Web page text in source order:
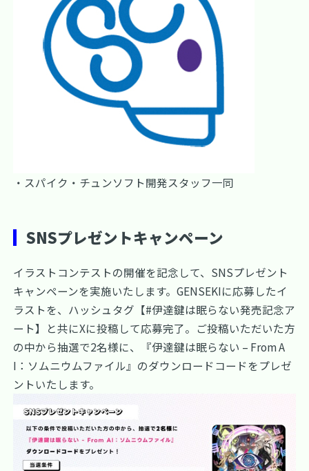
・スパイク・チュンソフト開発スタッフ一同
SNSプレゼントキャンペーン
イラストコンテストの開催を記念して、SNSプレゼント
キャンペーンを実施いたします。GENSEKIに応募したイ
ラストを、ハッシュタグ【#伊達鍵は眠らない発売記念ア
ート】と共にXに投稿して応募完了。ご投稿いただいた方
の中から抽選で2名様に、『伊達鍵は眠らない – From A
I：ソムニウムファイル』のダウンロードコードをプレゼ
ントいたします。